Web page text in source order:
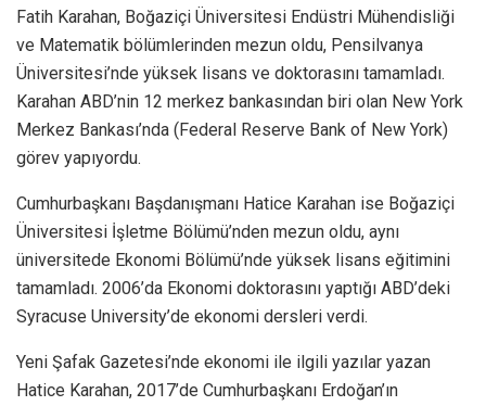
Fatih Karahan, Boğaziçi Üniversitesi Endüstri Mühendisliği
ve Matematik bölümlerinden mezun oldu, Pensilvanya
Üniversitesi’nde yüksek lisans ve doktorasını tamamladı.
Karahan ABD’nin 12 merkez bankasından biri olan New York
Merkez Bankası’nda (Federal Reserve Bank of New York)
görev yapıyordu.
Cumhurbaşkanı Başdanışmanı Hatice Karahan ise Boğaziçi
Üniversitesi İşletme Bölümü’nden mezun oldu, aynı
üniversitede Ekonomi Bölümü’nde yüksek lisans eğitimini
tamamladı. 2006’da Ekonomi doktorasını yaptığı ABD’deki
Syracuse University’de ekonomi dersleri verdi.
Yeni Şafak Gazetesi’nde ekonomi ile ilgili yazılar yazan
Hatice Karahan, 2017’de Cumhurbaşkanı Erdoğan’ın